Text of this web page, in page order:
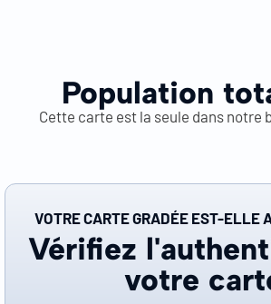
Population
Cette carte est la seule dans notre
VOTRE CARTE GRADÉE EST-ELLE
Vérifiez
votre